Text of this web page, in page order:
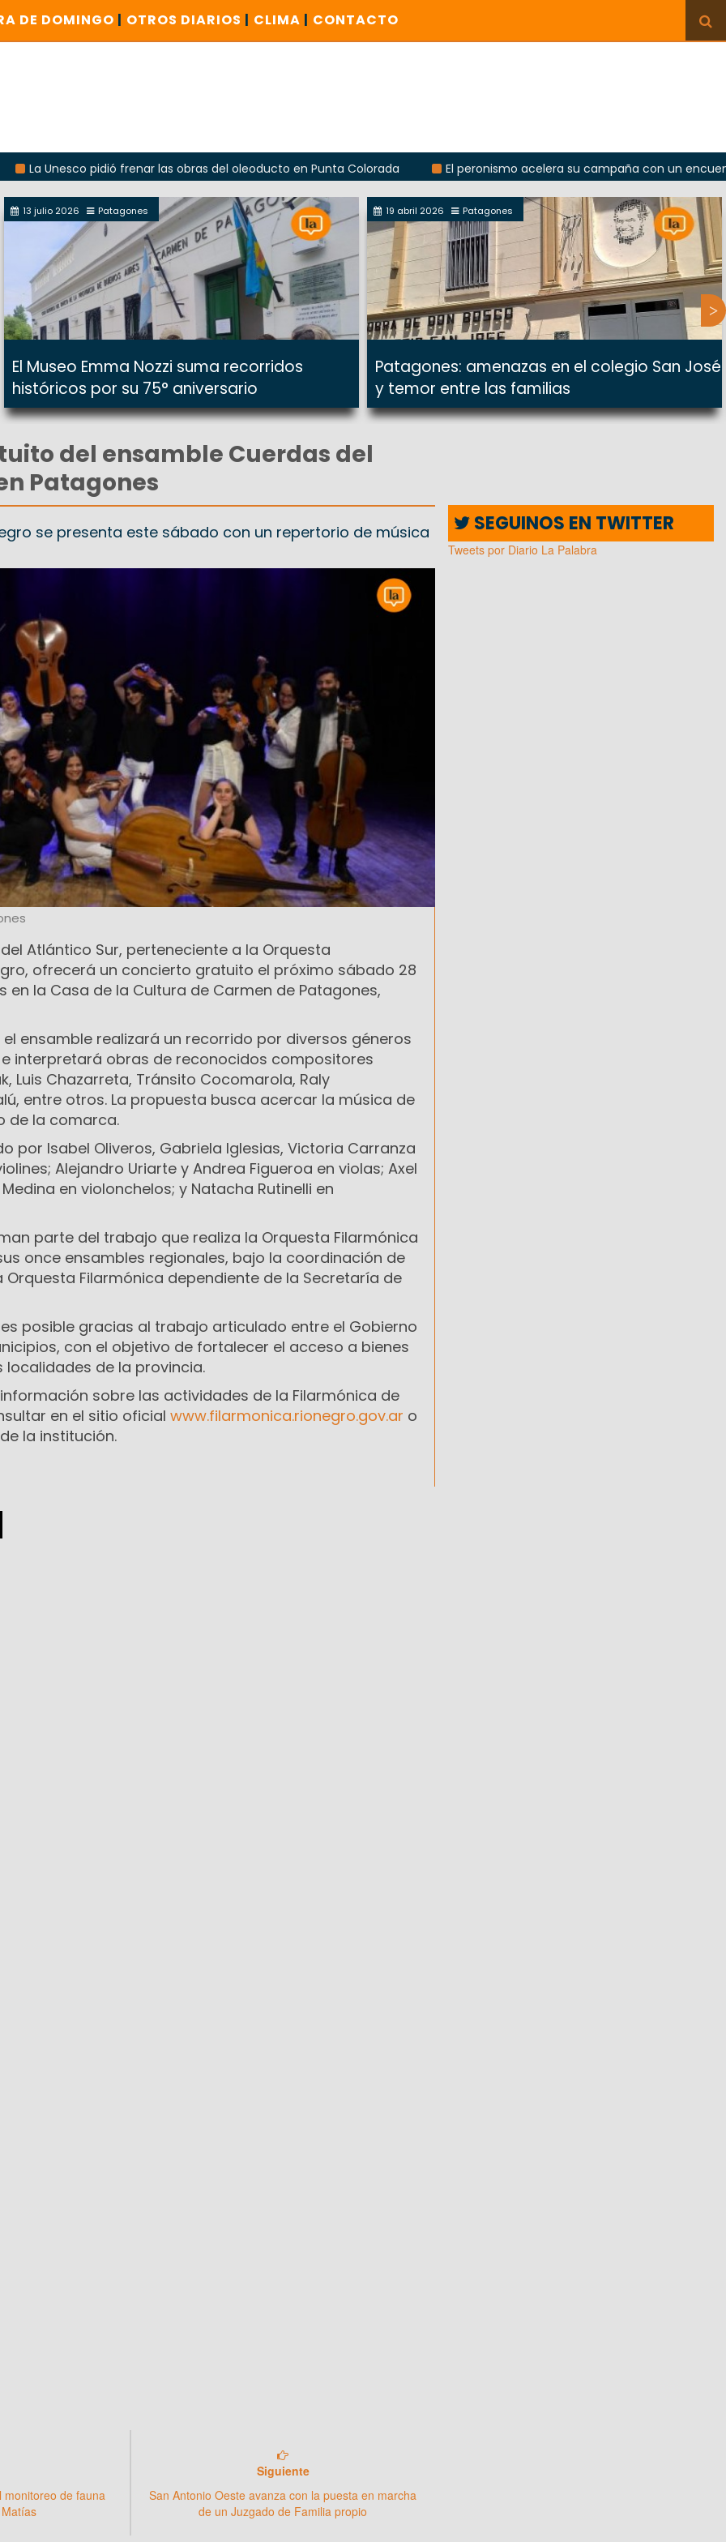
DE DOMINGO | OTROS DIARIOS | CLIMA | CONTACTO
pidió frenar las obras del oleoducto en Punta Colorada
El peronismo acelera su campaña con un encuentro
13 julio 2026 Patagones
El Museo Emma Nozzi suma recorridos
históricos por su 75° aniversario
19 abril 2026 Patagones
Patagones: amenazas en el colegio San José
y temor entre las familias
del ensamble Cuerdas del
Patagones
se presenta este sábado con un repertorio de música
Atlántico Sur, perteneciente a la Orquesta
ofrecerá un concierto gratuito el próximo sábado 28
en la Casa de la Cultura de Carmen de Patagones,
ensamble realizará un recorrido por diversos géneros
interpretará obras de reconocidos compositores
Luis Chazarreta, Tránsito Cocomarola, Raly
entre otros. La propuesta busca acercar la música de
de la comarca.
por Isabel Oliveros, Gabriela Iglesias, Victoria Carranza
Alejandro Uriarte y Andrea Figueroa en violas; Axel
en violonchelos; y Natacha Rutinelli en
parte del trabajo que realiza la Orquesta Filarmónica
once ensambles regionales, bajo la coordinación de
Orquesta Filarmónica dependiente de la Secretaría de
posible gracias al trabajo articulado entre el Gobierno
con el objetivo de fortalecer el acceso a bienes
localidades de la provincia.
sobre las actividades de la Filarmónica de
en el sitio oficial www.filarmonica.rionegro.gov.ar o
la institución.
monitoreo de fauna
Siguiente
San Antonio Oeste avanza con la puesta en marcha
de un Juzgado de Familia propio
SEGUINOS EN TWITTER
Tweets por Diario La Palabra